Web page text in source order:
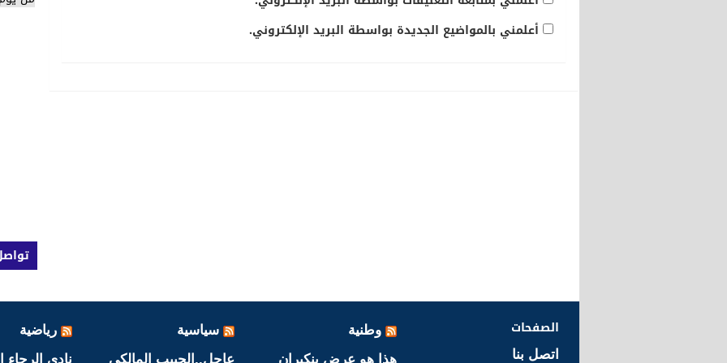
أعلمني بالمواضيع الجديدة بواسطة البريد الإلكتروني.
الصفحات
اتصل بنا
وطنية
هذا هو عرض بنكيران
سياسية
عاجل..الحبيب المالكي
رياضية
نادي الرجاء